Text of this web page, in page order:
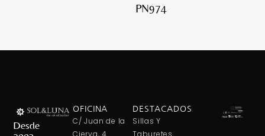
PN974
Desde
OFICINA
C/ Juan de la
Cierva, 4
DESTACADOS
Sillas Y
Taburetes